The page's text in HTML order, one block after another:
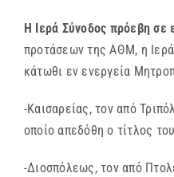
Η Ιερά Σύνοδος πρόεβη σε
προτάσεων της ΑΘΜ, η
κάτωθι εν ενεργεία
-Καισαρείας, τον από
οποίο απεδόθη ο τίτλος
-Διοσπόλεως, τον από